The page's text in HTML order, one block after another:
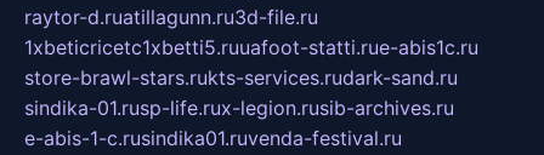
raytor-d.ruatillagunn.ru3d-file.ru
1xbeticricetc1xbetti5.ruuafoot-statti.rue-abis1c.ru
store-brawl-stars.rukts-services.rudark-sand.ru
sindika-01.rusp-life.rux-legion.rusib-archives.ru
e-abis-1-c.rusindika01.ruvenda-festival.ru